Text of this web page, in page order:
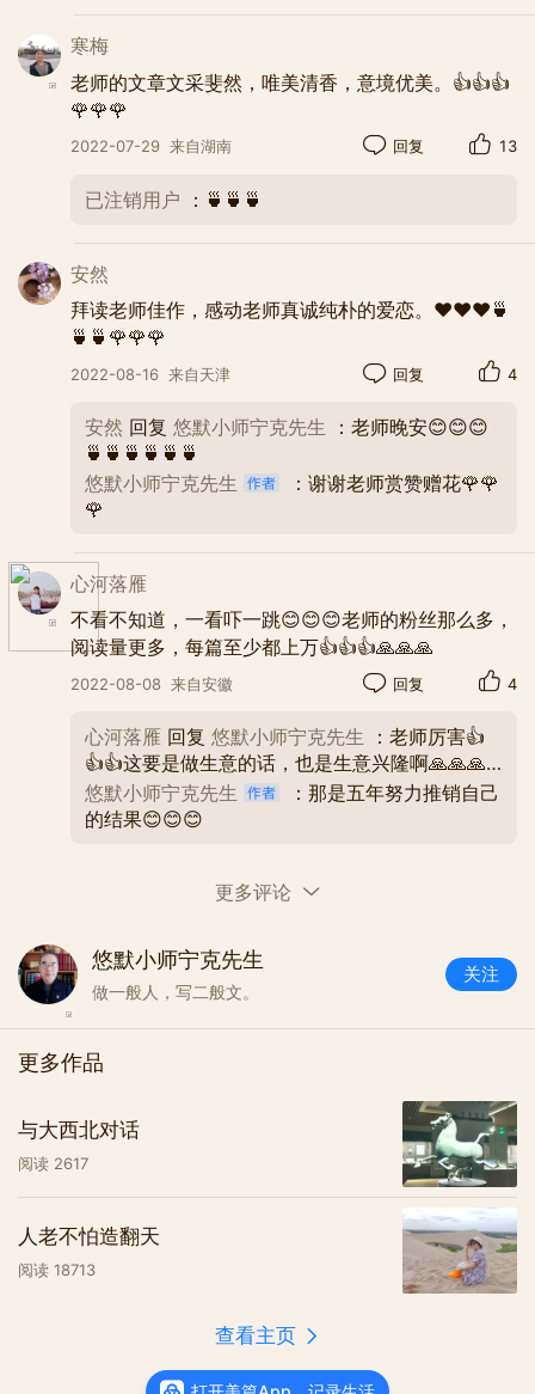
从那个傻傻的男孩俺和漂亮的女孩俺
家里的牵手开始，俺家就有了天天七夕
2019年9月，俺们夫妻江南怀旧之
旅，第一站浙江乌镇。乌镇“如莲时
首以待，盼俺们到来。藕荷房间，处处
透露着喜庆，仿佛回到了俺们四十多年
前的婚房。不同区别，那间婚房，公家
分配；这间婚房，俺得花钱，自费，每
想当年，旅行结婚到杭州，延安路一
酒店，一包喜糖，换来高级房间，房间
锦缎被褥，龙凤呈祥，喜气洋洋，洗漱
寒梅
老师的文章文采斐然，唯美清香，意境优美。👍👍👍
🌹🌹🌹
2022-07-29 来自湖南 回复 13
已注销用户 ：🍵🍵🍵
安然
拜读老师佳作，感动老师真诚纯朴的爱恋。❤️❤️❤️🍵
🍵🍵🌹🌹🌹
2022-08-16 来自天津 回复 4
安然 回复 悠默小师宁克先生
：老师晚安😊😊😊
🍵🍵🍵🍵🍵🍵
悠默小师宁克先生
：谢谢老师赏赞赠花🌹🌹
🌹
心河落雁
不看不知道，一看吓一跳😊😊😊老师的粉丝那么多，
阅读量更多，每篇至少都上万👍👍👍🙏🙏🙏
2022-08-08 来自安徽 回复 4
心河落雁 回复 悠默小师宁克先生
：老师厉害👍
👍👍这要是做生意的话，也是生意兴隆啊🙏🙏🙏
😊😊😊
悠默小师宁克先生
：那是五年努力推销自己
的结果😊😊😊
更多评论
悠默小师宁克先生
做一般人，写二般文。
关注
更多作品
与大西北对话
阅读 2617
人老不怕造翻天
阅读 18713
查看主页